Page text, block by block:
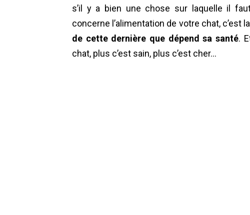
s’il y a bien une chose sur laquelle il
concerne l’alimentation de votre chat, c’est
de cette dernière que dépend sa santé.
chat, plus c’est sain, plus c’est cher…